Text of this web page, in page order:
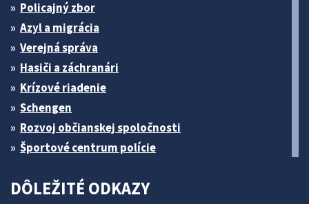
Policajný zbor
Azyl a migrácia
Verejná správa
Hasiči a záchranári
Krízové riadenie
Schengen
Rozvoj občianskej spoločnosti
Športové centrum polície
DÔLEŽITÉ ODKAZY